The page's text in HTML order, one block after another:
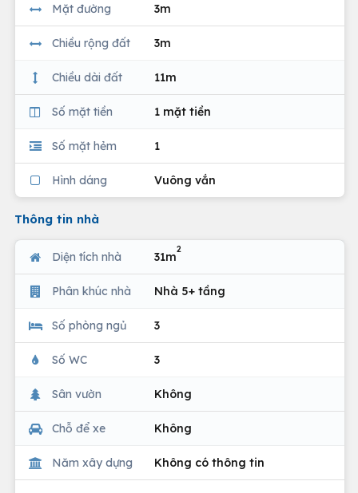
Mặt đường 3m
Chiều rộng đất 3m
Chiều dài đất 11m
Số mặt tiền 1 mặt tiền
Số mặt hẻm 1
Hình dáng Vuông vắn
Thông tin nhà
Diện tích nhà 31m
2
Phân khúc nhà Nhà 5+ tầng
Số phòng ngủ 3
Số WC 3
Sân vườn Không
Chỗ để xe Không
Năm xây dựng Không có thông tin